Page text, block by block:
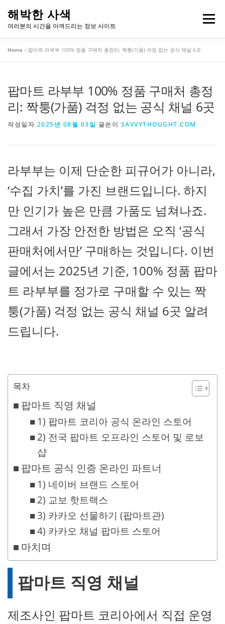
로
해박한 사색
여러분의 시간을 아껴드리는 정보 사이트
메뉴
Home »팝마트 라부부 100% 정품 구매처 총정리: 짝퉁(가품) 걱정 없는 공식 채널 6곳
팝마트 라부부 100% 정품 구매처 총정
리: 짝퉁(가품) 걱정 없는 공식 채널 6곳
작성일자 2025년 08월 03일 글쓴이 SAVVYTHOUGHT.COM
라부부는 이제 단순한 피규어가 아니라,
‘수집 가치’를 가진 브랜드입니다. 하지
만 인기가 높은 만큼 가품도 넘쳐나죠.
그래서 가장 안전한 방법은 오직 ‘공식
판매처에서만’ 구매하는 것입니다. 이번
글에서는 2025년 기준, 100% 정품 팝마
트 라부부를 정가로 구매할 수 있는 짝
퉁(가품) 걱정 없는 공식 채널 6곳 알려
드립니다.
목차
팝마트 직영 채널
1) 팝마트 코리아 공식 온라인 스토어
2) 전국 팝마트 오프라인 스토어 및 로보
샵
팝마트 공식 인증 온라인 파트너
1) 네이버 브랜드 스토어
2) 교보 핫트랙스
3) 카카오 선물하기 (팝마트관)
4) 카카오 채널 팝마트 스토어
마치며
팝마트 직영 채널
제조사인 팝마트 코리아에서 직접 운영